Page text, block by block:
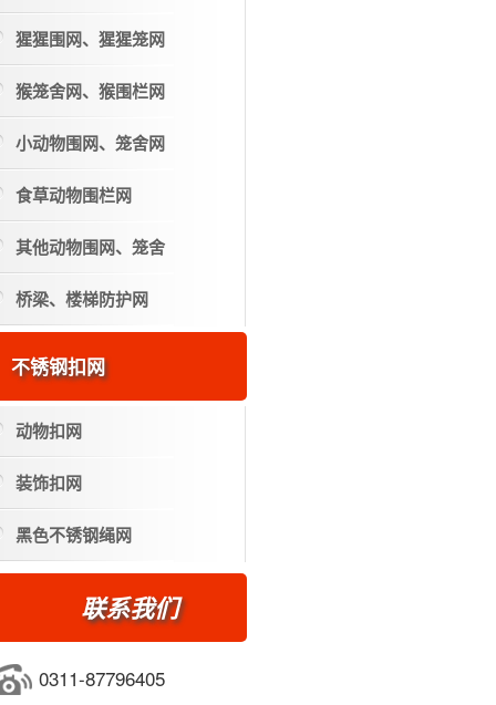
猩猩围网、猩猩笼网
猴笼舍网、猴围栏网
小动物围网、笼舍网
食草动物围栏网
其他动物围网、笼舍
桥梁、楼梯防护网
不锈钢扣网
动物扣网
装饰扣网
黑色不锈钢绳网
联系我们
0311-87796405